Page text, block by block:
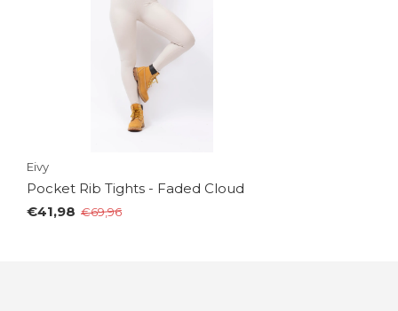
Eivy
Pocket Rib Tights - Faded Cloud
€41,98 €69,96